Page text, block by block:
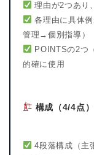
理由が2つあり
各理由に具体
管理→個別指導）
POINTSの2つ
的確に使用
構成（4/4点
4段落構成（